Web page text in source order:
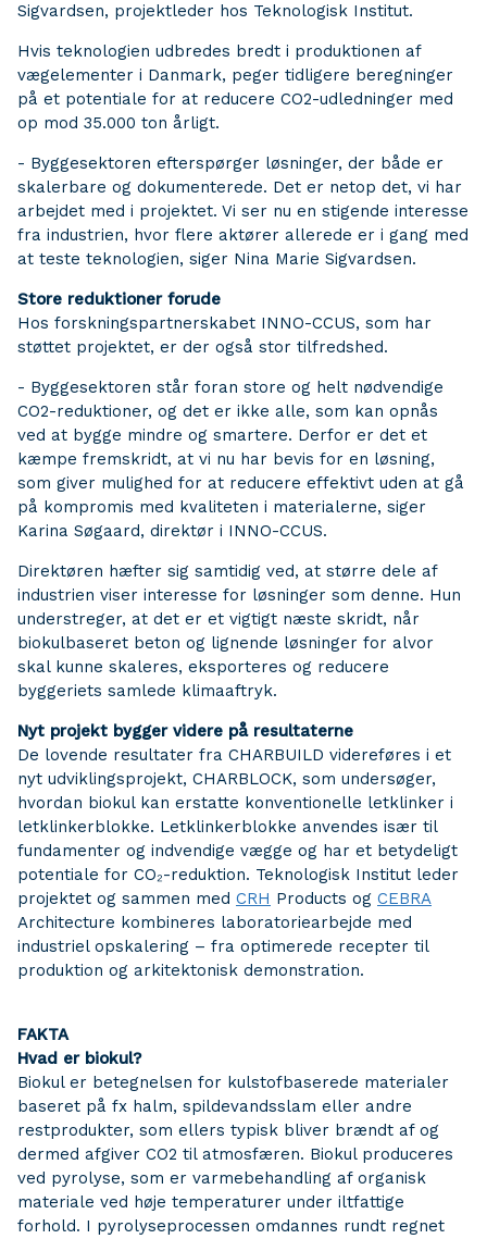
Sigvardsen, projektleder hos Teknologisk Institut.
Hvis teknologien udbredes bredt i produktionen af
vægelementer i Danmark, peger tidligere beregninger
på et potentiale for at reducere CO2-udledninger med
op mod 35.000 ton årligt.
- Byggesektoren efterspørger løsninger, der både er
skalerbare og dokumenterede. Det er netop det, vi har
arbejdet med i projektet. Vi ser nu en stigende interesse
fra industrien, hvor flere aktører allerede er i gang med
at teste teknologien, siger Nina Marie Sigvardsen.
Store reduktioner forude
Hos forskningspartnerskabet INNO-CCUS, som har
støttet projektet, er der også stor tilfredshed.
- Byggesektoren står foran store og helt nødvendige
CO2-reduktioner, og det er ikke alle, som kan opnås
ved at bygge mindre og smartere. Derfor er det et
kæmpe fremskridt, at vi nu har bevis for en løsning,
som giver mulighed for at reducere effektivt uden at gå
på kompromis med kvaliteten i materialerne, siger
Karina Søgaard, direktør i INNO-CCUS.
Direktøren hæfter sig samtidig ved, at større dele af
industrien viser interesse for løsninger som denne. Hun
understreger, at det er et vigtigt næste skridt, når
biokulbaseret beton og lignende løsninger for alvor
skal kunne skaleres, eksporteres og reducere
byggeriets samlede klimaaftryk.
Nyt projekt bygger videre på resultaterne
De lovende resultater fra CHARBUILD videreføres i et
nyt udviklingsprojekt, CHARBLOCK, som undersøger,
hvordan biokul kan erstatte konventionelle letklinker i
letklinkerblokke. Letklinkerblokke anvendes især til
fundamenter og indvendige vægge og har et betydeligt
potentiale for CO₂-reduktion. Teknologisk Institut leder
projektet og sammen med CRH Products og CEBRA
Architecture kombineres laboratoriearbejde med
industriel opskalering – fra optimerede recepter til
produktion og arkitektonisk demonstration.
FAKTA
Hvad er biokul?
Biokul er betegnelsen for kulstofbaserede materialer
baseret på fx halm, spildevandsslam eller andre
restprodukter, som ellers typisk bliver brændt af og
dermed afgiver CO2 til atmosfæren. Biokul produceres
ved pyrolyse, som er varmebehandling af organisk
materiale ved høje temperaturer under iltfattige
forhold. I pyrolyseprocessen omdannes rundt regnet